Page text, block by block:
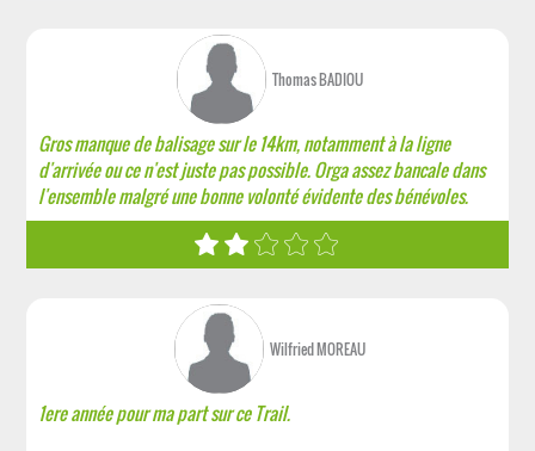
Thomas BADIOU
Gros manque de balisage sur le 14km, notamment à la ligne
d'arrivée ou ce n'est juste pas possible. Orga assez bancale dans
l'ensemble malgré une bonne volonté évidente des bénévoles.
Wilfried MOREAU
1ere année pour ma part sur ce Trail.